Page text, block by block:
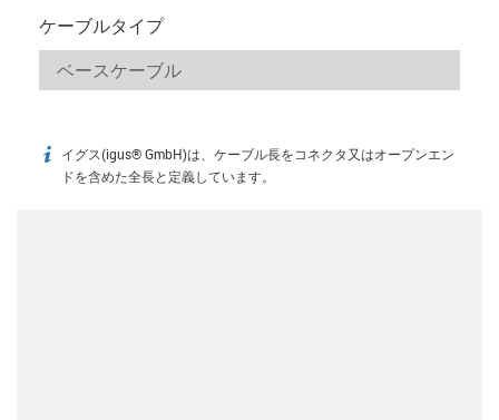
ケーブルタイプ
igus-icon-info
イグス(igus® GmbH)は、ケーブル長をコネクタ又はオープンエン
ドを含めた全長と定義しています。